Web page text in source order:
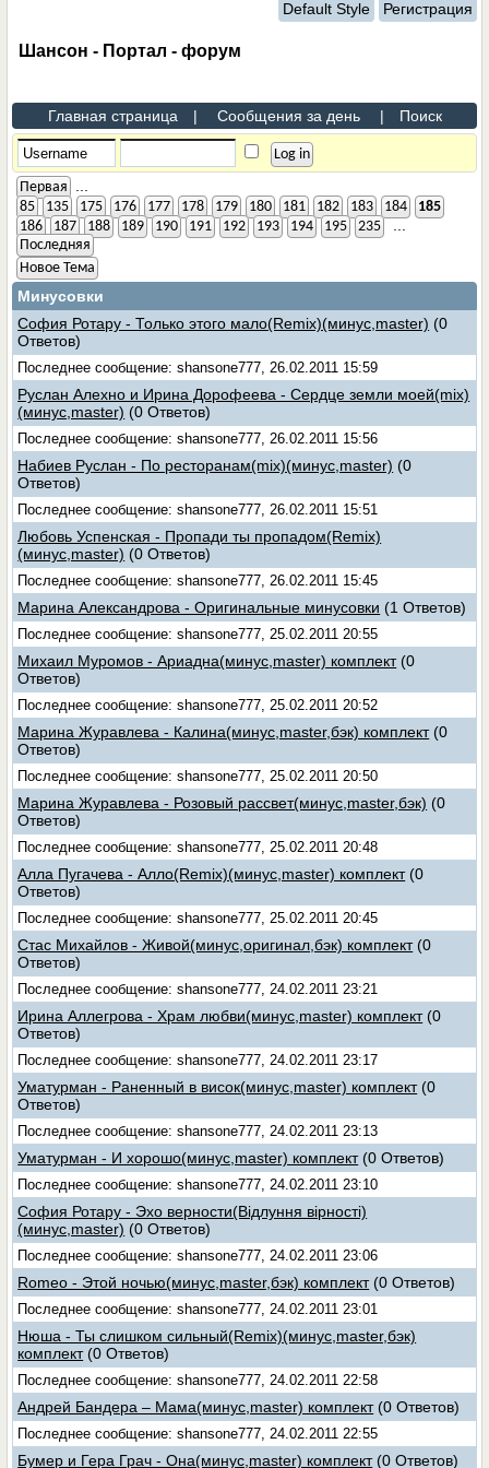
Default Style Регистрация
Шансон - Портал - форум
Главная страница | Сообщения за день | Поиск
Первая
85 135 175 176 177 178 179 180 181 182 183 184
185
186
187 188 189 190 191 192 193 194 195 235
Последняя
Новое Тема
Минусовки
София Ротару - Только этого мало(Remix)(минус,master) (0
Ответов)
Последнее сообщение: shansone777, 26.02.2011 15:59
Руслан Алехно и Ирина Дорофеева - Сердце земли моей(mix)
(минус,master) (0 Ответов)
Последнее сообщение: shansone777, 26.02.2011 15:56
Набиев Руслан - По ресторанам(mix)(минус,master) (0
Ответов)
Последнее сообщение: shansone777, 26.02.2011 15:51
Любовь Успенская - Пропади ты пропадом(Remix)
(минус,master) (0 Ответов)
Последнее сообщение: shansone777, 26.02.2011 15:45
Марина Александрова - Оригинальные минусовки (1 Ответов)
Последнее сообщение: shansone777, 25.02.2011 20:55
Михаил Муромов - Ариадна(минус,master) комплект (0
Ответов)
Последнее сообщение: shansone777, 25.02.2011 20:52
Марина Журавлева - Калина(минус,master,бэк) комплект (0
Ответов)
Последнее сообщение: shansone777, 25.02.2011 20:50
Марина Журавлева - Розовый рассвет(минус,master,бэк) (0
Ответов)
Последнее сообщение: shansone777, 25.02.2011 20:48
Алла Пугачева - Алло(Remix)(минус,master) комплект (0
Ответов)
Последнее сообщение: shansone777, 25.02.2011 20:45
Стас Михайлов - Живой(минус,оригинал,бэк) комплект (0
Ответов)
Последнее сообщение: shansone777, 24.02.2011 23:21
Ирина Аллегрова - Храм любви(минус,master) комплект (0
Ответов)
Последнее сообщение: shansone777, 24.02.2011 23:17
Уматурман - Раненный в висок(минус,master) комплект (0
Ответов)
Последнее сообщение: shansone777, 24.02.2011 23:13
Уматурман - И хорошо(минус,master) комплект (0 Ответов)
Последнее сообщение: shansone777, 24.02.2011 23:10
София Ротару - Эхо верности(Відлуння вірності)
(минус,master) (0 Ответов)
Последнее сообщение: shansone777, 24.02.2011 23:06
Romeo - Этой ночью(минус,master,бэк) комплект (0 Ответов)
Последнее сообщение: shansone777, 24.02.2011 23:01
Нюша - Ты слишком сильный(Remix)(минус,master,бэк)
комплект (0 Ответов)
Последнее сообщение: shansone777, 24.02.2011 22:58
Андрей Бандера – Мама(минус,master) комплект (0 Ответов)
Последнее сообщение: shansone777, 24.02.2011 22:55
Бумер и Гера Грач - Она(минус,master) комплект (0 Ответов)